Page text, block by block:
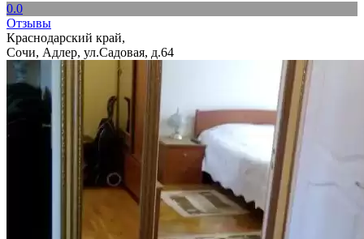
0.0
Отзывы
Краснодарский край,
Сочи, Адлер, ул.Садовая, д.64